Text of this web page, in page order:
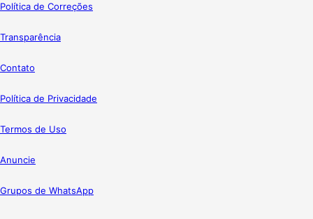
Política de Correções
Transparência
Contato
Política de Privacidade
Termos de Uso
Anuncie
Grupos de WhatsApp